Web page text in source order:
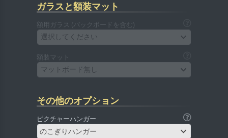
ガラスと額装マット
額用ガラス (バックボードを含む)
選択してください
額装マット
マットボード無し
その他のオプション
ピクチャーハンガー
のこぎりハンガー